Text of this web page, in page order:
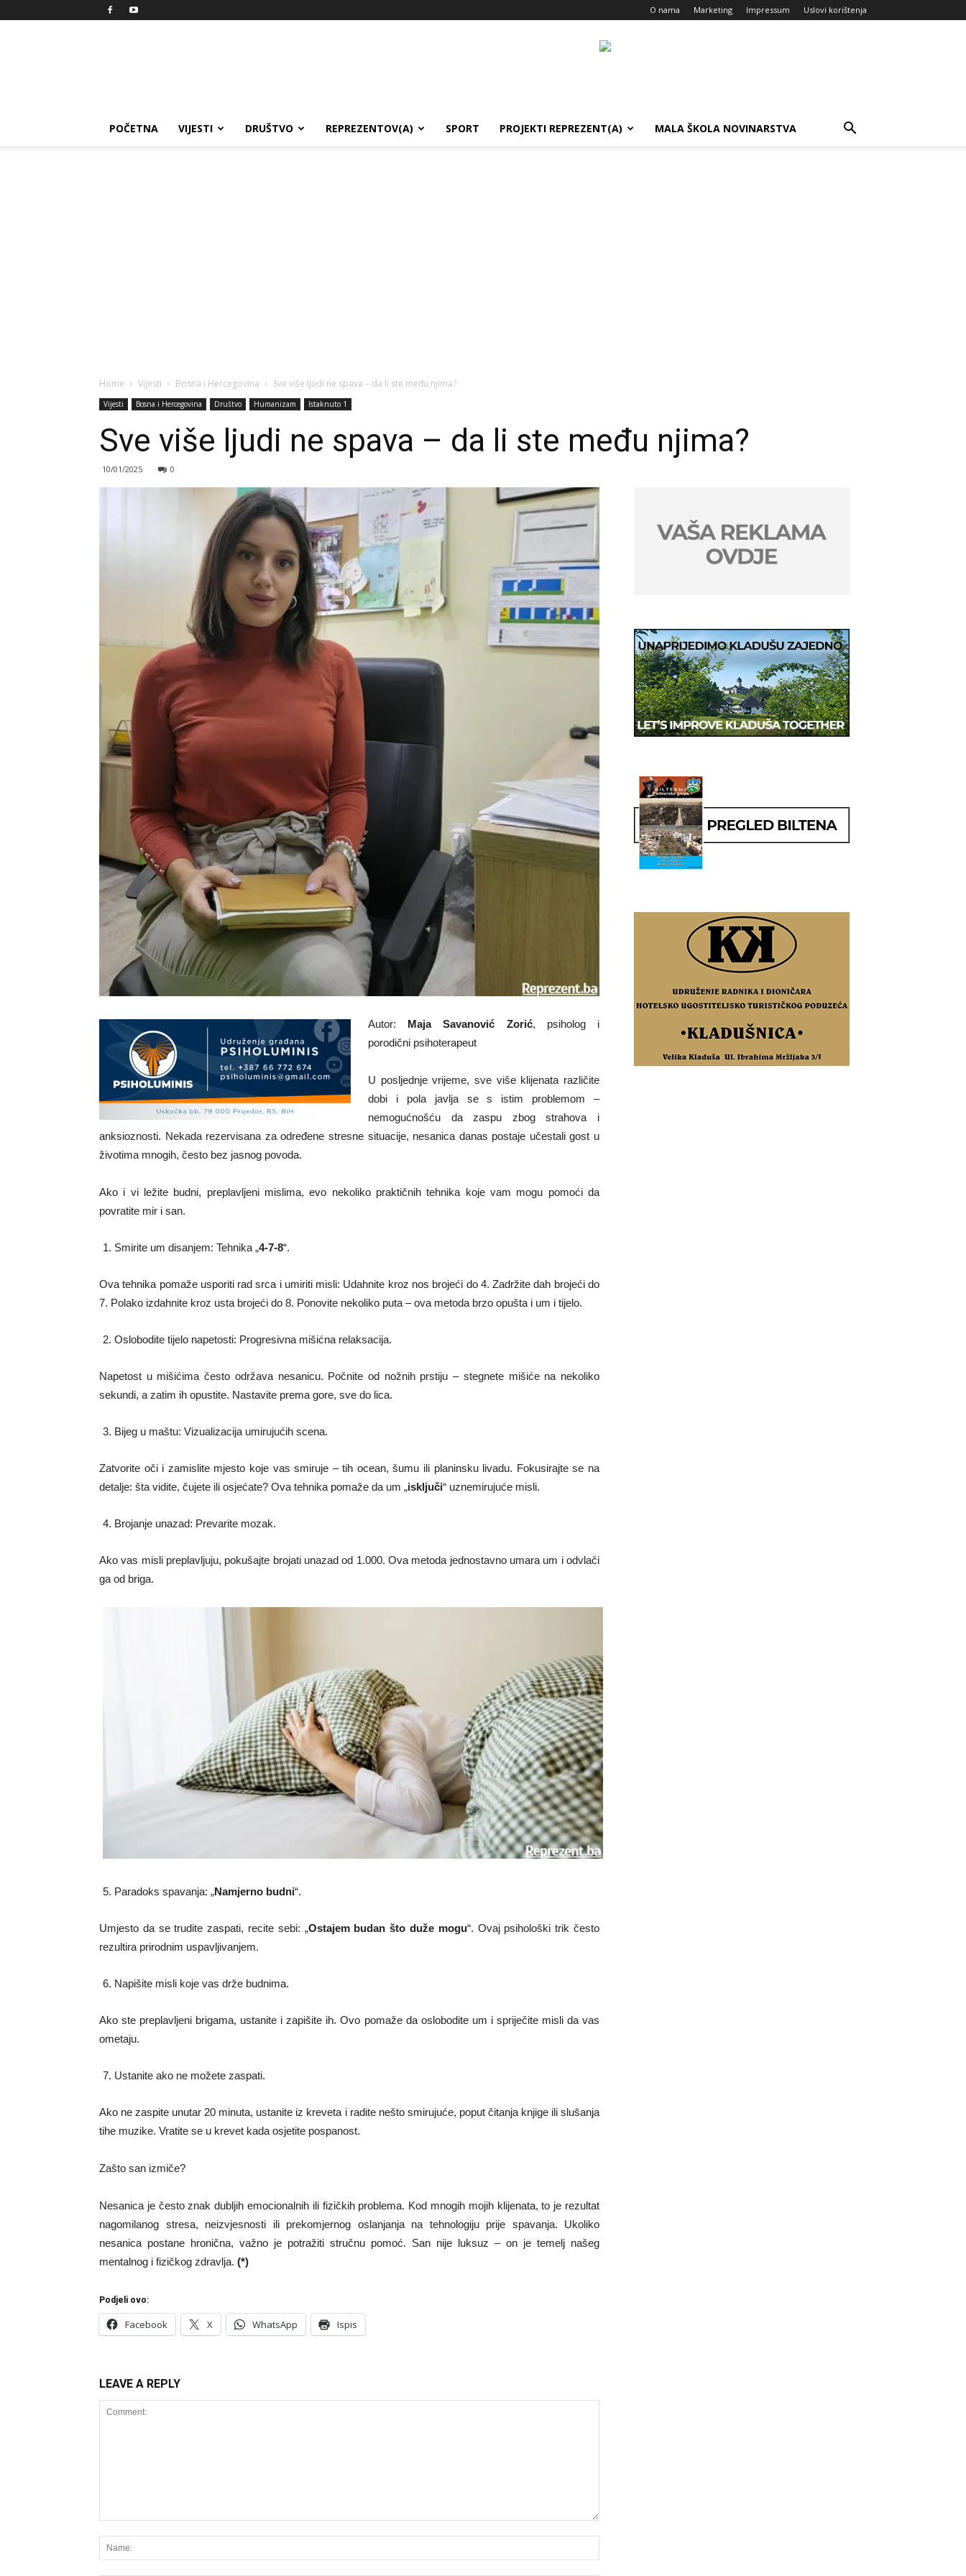
O nama Marketing Impressum Uslovi korištenja
POČETNA VIJESTI DRUŠTVO REPREZENTOV(A) SPORT PROJEKTI REPREZENT(A) MALA ŠKOLA NOVINARSTVA
Home Vijesti Bosna i Hercegovina Sve više ljudi ne spava – da li ste među njima?
Vijesti Bosna i Hercegovina Društvo Humanizam Istaknuto 1
Sve više ljudi ne spava – da li ste među njima?
10/01/2025 0
Autor: Maja Savanović Zorić, psiholog i
porodični psihoterapeut
U posljednje vrijeme, sve više klijenata različite
dobi i pola javlja se s istim problemom –
nemogućnošću da zaspu zbog strahova i
anksioznosti. Nekada rezervisana za određene stresne situacije, nesanica danas postaje učestali gost u
životima mnogih, često bez jasnog povoda.
Ako i vi ležite budni, preplavljeni mislima, evo nekoliko praktičnih tehnika koje vam mogu pomoći da
povratite mir i san.
Smirite um disanjem: Tehnika „4-7-8“.
Ova tehnika pomaže usporiti rad srca i umiriti misli: Udahnite kroz nos brojeći do 4. Zadržite dah brojeći do
7. Polako izdahnite kroz usta brojeći do 8. Ponovite nekoliko puta – ova metoda brzo opušta i um i tijelo.
Oslobodite tijelo napetosti: Progresivna mišićna relaksacija.
Napetost u mišićima često održava nesanicu. Počnite od nožnih prstiju – stegnete mišiće na nekoliko
sekundi, a zatim ih opustite. Nastavite prema gore, sve do lica.
Bijeg u maštu: Vizualizacija umirujućih scena.
Zatvorite oči i zamislite mjesto koje vas smiruje – tih ocean, šumu ili planinsku livadu. Fokusirajte se na
detalje: šta vidite, čujete ili osjećate? Ova tehnika pomaže da um „isključi“ uznemirujuće misli.
Brojanje unazad: Prevarite mozak.
Ako vas misli preplavljuju, pokušajte brojati unazad od 1.000. Ova metoda jednostavno umara um i odvlači
ga od briga.
Paradoks spavanja: „Namjerno budni“.
Umjesto da se trudite zaspati, recite sebi: „Ostajem budan što duže mogu“. Ovaj psihološki trik često
rezultira prirodnim uspavljivanjem.
Napišite misli koje vas drže budnima.
Ako ste preplavljeni brigama, ustanite i zapišite ih. Ovo pomaže da oslobodite um i spriječite misli da vas
ometaju.
Ustanite ako ne možete zaspati.
Ako ne zaspite unutar 20 minuta, ustanite iz kreveta i radite nešto smirujuće, poput čitanja knjige ili slušanja
tihe muzike. Vratite se u krevet kada osjetite pospanost.
Zašto san izmiče?
Nesanica je često znak dubljih emocionalnih ili fizičkih problema. Kod mnogih mojih klijenata, to je rezultat
nagomilanog stresa, neizvjesnosti ili prekomjernog oslanjanja na tehnologiju prije spavanja. Ukoliko
nesanica postane hronična, važno je potražiti stručnu pomoć. San nije luksuz – on je temelj našeg
mentalnog i fizičkog zdravlja. (*)
Podjeli ovo:
Facebook X WhatsApp Ispis
LEAVE A REPLY